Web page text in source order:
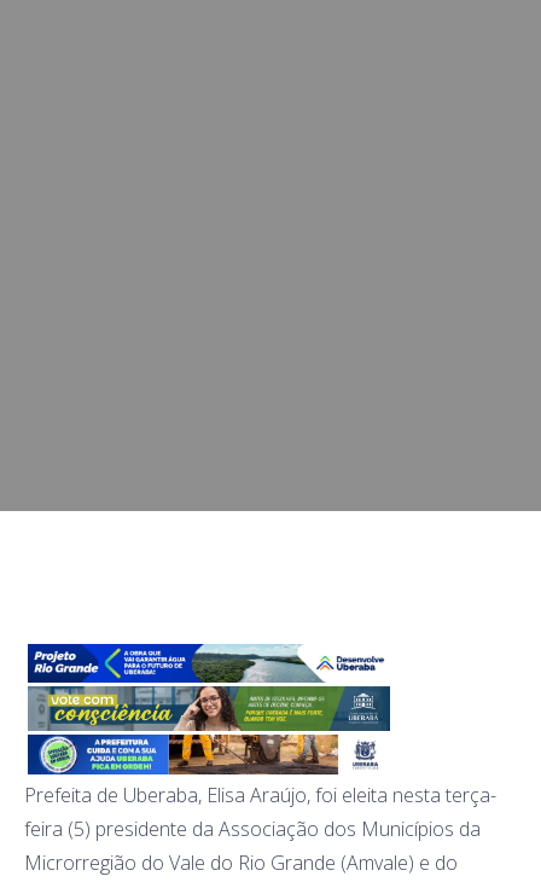
Prefeita de Uberaba, Elisa Araújo, foi eleita nesta terça-
feira (5) presidente da Associação dos Municípios da
Microrregião do Vale do Rio Grande (Amvale) e do